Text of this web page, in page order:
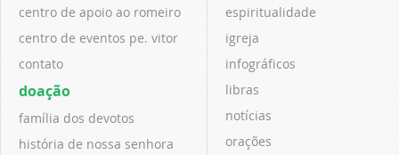
centro de apoio ao romeiro
centro de eventos pe. vitor
contato
doação
família dos devotos
história de nossa senhora
espiritualidade
igreja
infográficos
libras
notícias
orações